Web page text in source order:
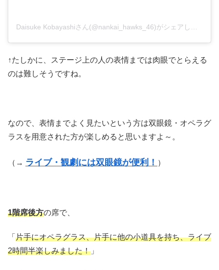
↑たしかに、ステージ上の人の表情までは肉眼でとらえる
のは難しそうですね。
なので、表情までよく見たいという方は双眼鏡・オペラグ
ラスを用意された方が楽しめると思いますよ～。
（→ ライブ・観劇には双眼鏡が便利！ ）
1階席後方の席で、
「 片手にオペラグラス、片手に他の小道具を持ち、ライブ
2時間半楽しみました！ 」